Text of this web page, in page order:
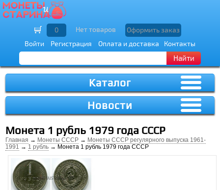
Войти Регистрация Оплата и доставка Контакты
Найти
0 Нет товаров Оформить заказ
Каталог
Новости
Монета 1 рубль 1979 года СССР
Главная → Монеты СССР → Монеты СССР регулярного выпуска 1961-
1991 → 1 рубль → Монета 1 рубль 1979 года СССР